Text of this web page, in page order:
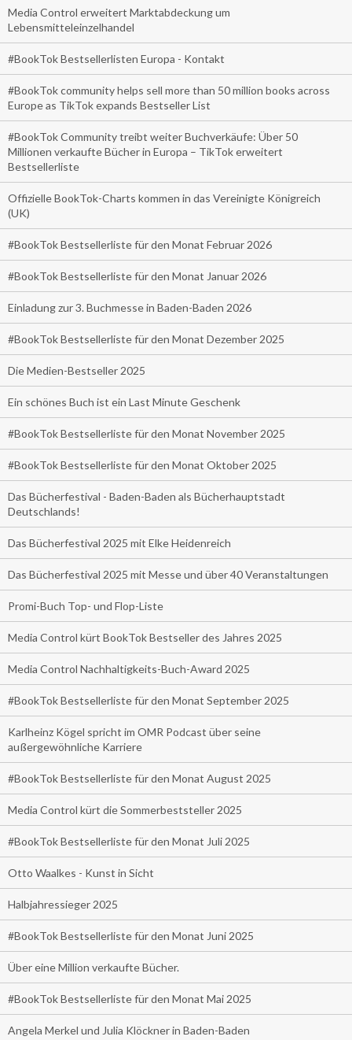
Media Control erweitert Marktabdeckung um
Lebensmitteleinzelhandel
#BookTok Bestsellerlisten Europa - Kontakt
#BookTok community helps sell more than 50 million books across
Europe as TikTok expands Bestseller List
#BookTok Community treibt weiter Buchverkäufe: Über 50
Millionen verkaufte Bücher in Europa – TikTok erweitert
Bestsellerliste
Offizielle BookTok-Charts kommen in das Vereinigte Königreich
(UK)
#BookTok Bestsellerliste für den Monat Februar 2026
#BookTok Bestsellerliste für den Monat Januar 2026
Einladung zur 3. Buchmesse in Baden-Baden 2026
#BookTok Bestsellerliste für den Monat Dezember 2025
Die Medien-Bestseller 2025
Ein schönes Buch ist ein Last Minute Geschenk
#BookTok Bestsellerliste für den Monat November 2025
#BookTok Bestsellerliste für den Monat Oktober 2025
Das Bücherfestival - Baden-Baden als Bücherhauptstadt
Deutschlands!
Das Bücherfestival 2025 mit Elke Heidenreich
Das Bücherfestival 2025 mit Messe und über 40 Veranstaltungen
Promi-Buch Top- und Flop-Liste
Media Control kürt BookTok Bestseller des Jahres 2025
Media Control Nachhaltigkeits-Buch-Award 2025
#BookTok Bestsellerliste für den Monat September 2025
Karlheinz Kögel spricht im OMR Podcast über seine
außergewöhnliche Karriere
#BookTok Bestsellerliste für den Monat August 2025
Media Control kürt die Sommerbeststeller 2025
#BookTok Bestsellerliste für den Monat Juli 2025
Otto Waalkes - Kunst in Sicht
Halbjahressieger 2025
#BookTok Bestsellerliste für den Monat Juni 2025
Über eine Million verkaufte Bücher.
#BookTok Bestsellerliste für den Monat Mai 2025
Angela Merkel und Julia Klöckner in Baden-Baden